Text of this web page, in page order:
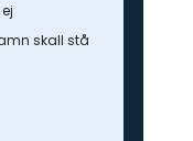
skall stå